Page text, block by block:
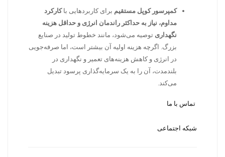
کمپرسور کوپل مستقیم برای کاربردهایی باکارکرد
مداوم، نیاز به حداکثر راندمان انرژی و حداقل هزینه
نگهداری توصیه می‌شود، مانند خطوط تولید در صنایع
بزرگ. اگرچه هزینه اولیه آن بیشتر است، اما صرفه‌جویی
در انرژی و کاهش هزینه‌های تعمیر و نگهداری در
بلندمدت، آن را به یک سرمایه‌گذاری پرسود تبدیل
می‌کند.
تماس با ما
شبکه اجتماعی